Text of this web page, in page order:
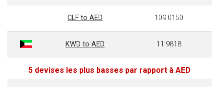
CLF to AED 109.0150
KWD to AED 11.9818
5 devises les plus basses par rapport à AED